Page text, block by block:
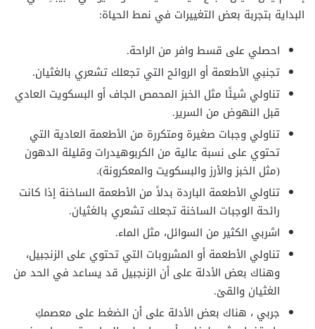
البداية بتجربة بعض التغييرات في نمط الحياة:
احصلي على قسط وافر من الراحة.
تجنبي الأطعمة أو الروائح التي تجعلك تشعري بالغثيان.
تناولي شيئًا مثل الخبز المحمص الجاف أو البسكويت العادي
قبل النهوض من السرير.
تناولي وجبات صغيرة ومتكررة من الأطعمة العادية التي
تحتوي على نسبة عالية من الكربوهيدرات وقليلة الدهون
(مثل الخبز والأرز والبسكويت والمعكرونة).
تناولي الأطعمة الباردة بدلاً من الأطعمة الساخنة إذا كانت
رائحة الوجبات الساخنة تجعلك تشعري بالغثيان.
اشربي الكثير من السوائل، مثل الماء.
تناولي الأطعمة أو المشروبات التي تحتوي على الزنجبيل،
وهناك بعض الأدلة على أن الزنجبيل قد يساعد في الحد من
الغثيان والقئ.
جربي ، هناك بعض الأدلة على أن الضغط على معصمكِ